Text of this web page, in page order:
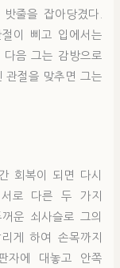
줄을 잡아당겼다.
이 삐고 입에서는
음 그는 감방으로
관절을 맞추면 그는
회복이 되면 다시
로 다른 두 가지
운 쇠사슬로 그의
게 하여 손목까지
자에 대놓고 안쪽